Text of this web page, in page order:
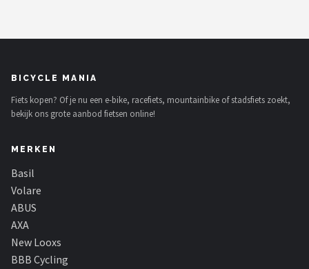
BICYCLE MANIA
Fiets kopen? Of je nu een e-bike, racefiets, mountainbike of stadsfiets zoekt,
bekijk ons grote aanbod fietsen online!
MERKEN
Basil
Volare
ABUS
AXA
New Looxs
BBB Cycling